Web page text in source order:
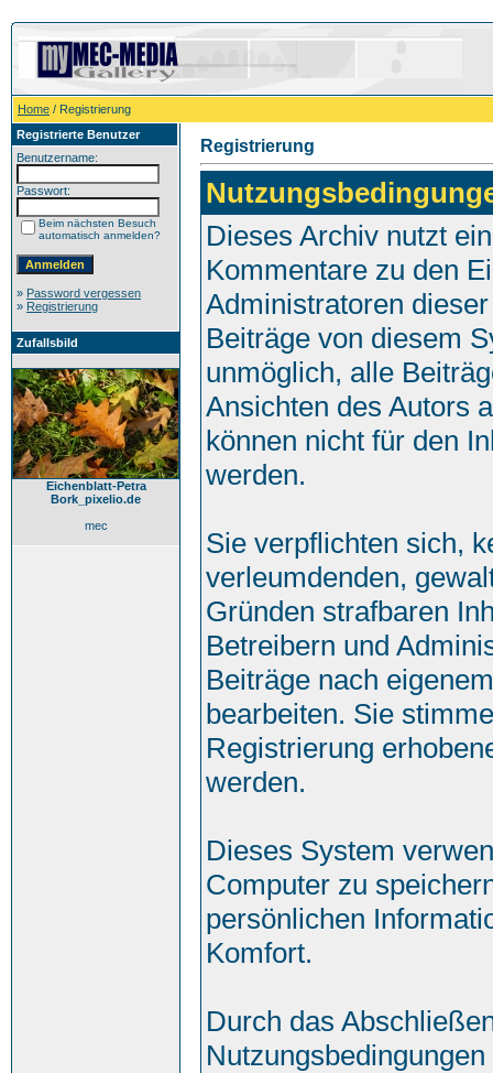
Home / Registrierung
Registrierte Benutzer
Benutzername:
Passwort:
Beim nächsten Besuch
automatisch anmelden?
» Password vergessen
» Registrierung
Zufallsbild
Eichenblatt-Petra
Bork_pixelio.de
mec
Registrierung
Dieses Archiv nutzt
Kommentare zu den
Administratoren
Beiträge von diesem
unmöglich, alle
Ansichten des Autors
können nicht für den
werden.
Sie verpflichten sich,
verleumdenden,
Gründen strafbaren
Betreibern und
Beiträge nach
bearbeiten. Sie
Registrierung
werden.
Dieses System
Computer zu
persönlichen
Komfort.
Durch das
Nutzungsbedingungen